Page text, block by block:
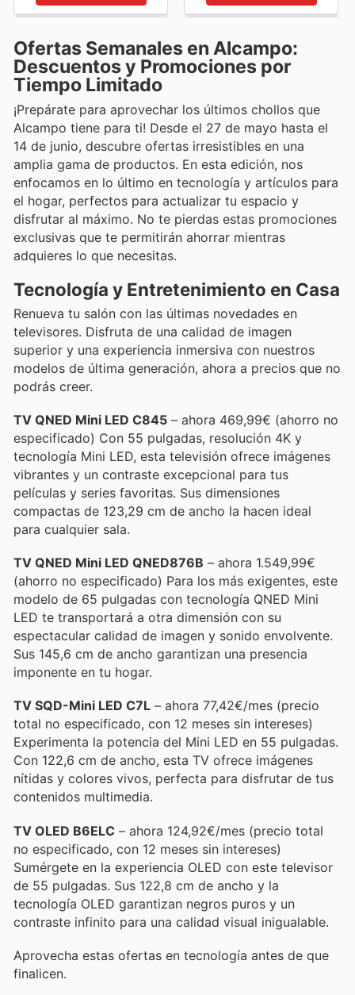
Ofertas Semanales en Alcampo:
Descuentos y Promociones por
Tiempo Limitado
¡Prepárate para aprovechar los últimos chollos que
Alcampo tiene para ti! Desde el 27 de mayo hasta el
14 de junio, descubre ofertas irresistibles en una
amplia gama de productos. En esta edición, nos
enfocamos en lo último en tecnología y artículos para
el hogar, perfectos para actualizar tu espacio y
disfrutar al máximo. No te pierdas estas promociones
exclusivas que te permitirán ahorrar mientras
adquieres lo que necesitas.
Tecnología y Entretenimiento en Casa
Renueva tu salón con las últimas novedades en
televisores. Disfruta de una calidad de imagen
superior y una experiencia inmersiva con nuestros
modelos de última generación, ahora a precios que no
podrás creer.
TV QNED Mini LED C845 – ahora 469,99€ (ahorro no
especificado) Con 55 pulgadas, resolución 4K y
tecnología Mini LED, esta televisión ofrece imágenes
vibrantes y un contraste excepcional para tus
películas y series favoritas. Sus dimensiones
compactas de 123,29 cm de ancho la hacen ideal
para cualquier sala.
TV QNED Mini LED QNED876B – ahora 1.549,99€
(ahorro no especificado) Para los más exigentes, este
modelo de 65 pulgadas con tecnología QNED Mini
LED te transportará a otra dimensión con su
espectacular calidad de imagen y sonido envolvente.
Sus 145,6 cm de ancho garantizan una presencia
imponente en tu hogar.
TV SQD-Mini LED C7L – ahora 77,42€/mes (precio
total no especificado, con 12 meses sin intereses)
Experimenta la potencia del Mini LED en 55 pulgadas.
Con 122,6 cm de ancho, esta TV ofrece imágenes
nítidas y colores vivos, perfecta para disfrutar de tus
contenidos multimedia.
TV OLED B6ELC – ahora 124,92€/mes (precio total
no especificado, con 12 meses sin intereses)
Sumérgete en la experiencia OLED con este televisor
de 55 pulgadas. Sus 122,8 cm de ancho y la
tecnología OLED garantizan negros puros y un
contraste infinito para una calidad visual inigualable.
Aprovecha estas ofertas en tecnología antes de que
finalicen.